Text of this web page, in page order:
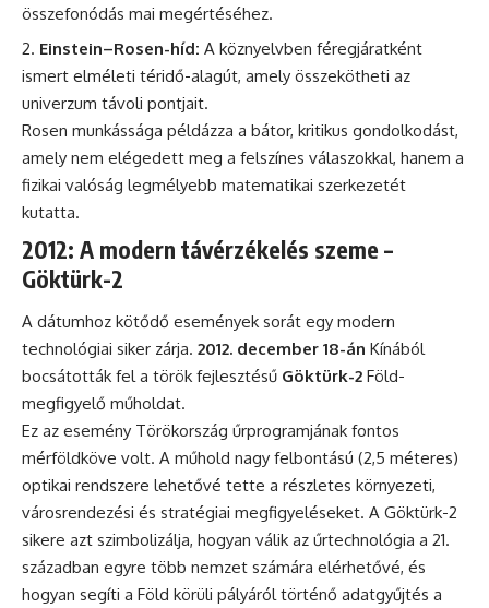
összefonódás mai megértéséhez.
Einstein–Rosen-híd: A köznyelvben féregjáratként
ismert elméleti téridő-alagút, amely összekötheti az
univerzum távoli pontjait.
Rosen munkássága példázza a bátor, kritikus gondolkodást,
amely nem elégedett meg a felszínes válaszokkal, hanem a
fizikai valóság legmélyebb matematikai szerkezetét
kutatta.
2012: A modern távérzékelés szeme –
Göktürk-2
A dátumhoz kötődő események sorát egy modern
technológiai siker zárja. 2012. december 18-án Kínából
bocsátották fel a török fejlesztésű Göktürk-2 Föld-
megfigyelő műholdat.
Ez az esemény Törökország űrprogramjának fontos
mérföldköve volt. A műhold nagy felbontású (2,5 méteres)
optikai rendszere lehetővé tette a részletes környezeti,
városrendezési és stratégiai megfigyeléseket. A Göktürk-2
sikere azt szimbolizálja, hogyan válik az űrtechnológia a 21.
században egyre több nemzet számára elérhetővé, és
hogyan segíti a Föld körüli pályáról történő adatgyűjtés a